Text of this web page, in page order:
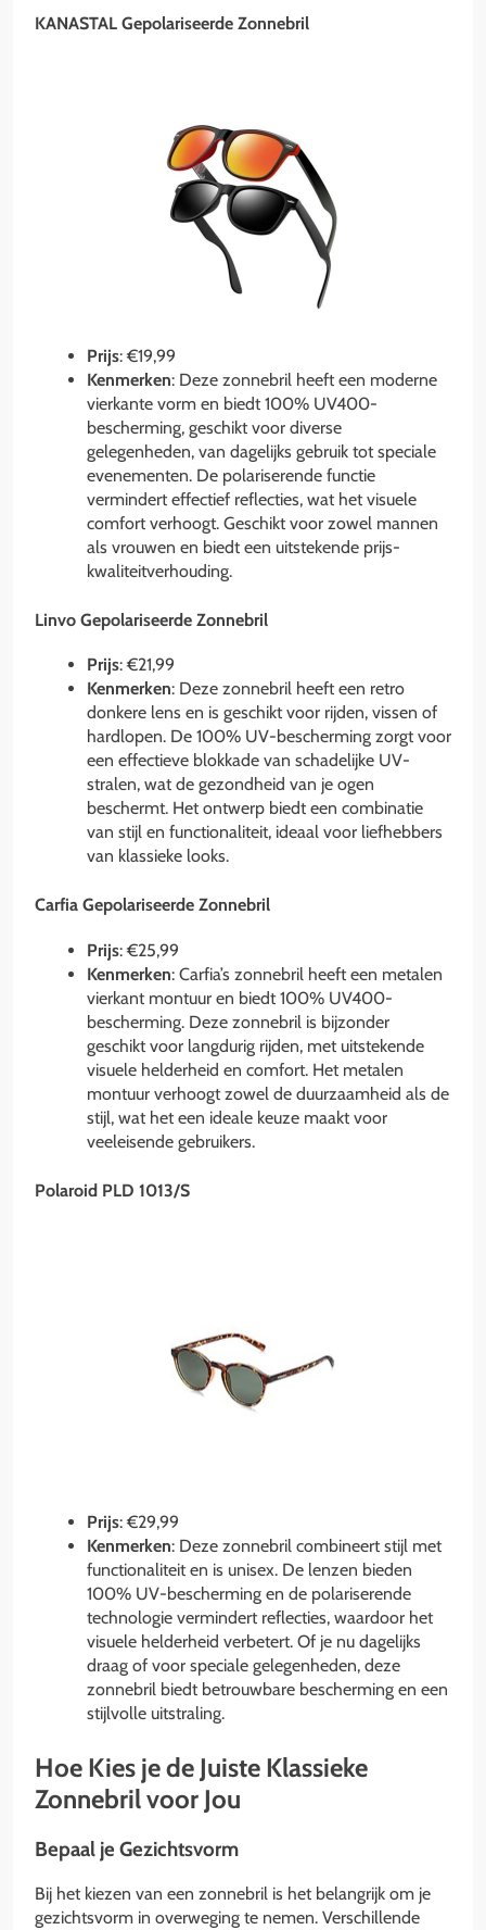
KANASTAL Gepolariseerde Zonnebril
Prijs: €19,99
Kenmerken: Deze zonnebril heeft een moderne
vierkante vorm en biedt 100% UV400-
bescherming, geschikt voor diverse
gelegenheden, van dagelijks gebruik tot speciale
evenementen. De polariserende functie
vermindert effectief reflecties, wat het visuele
comfort verhoogt. Geschikt voor zowel mannen
als vrouwen en biedt een uitstekende prijs-
kwaliteitverhouding.
Linvo Gepolariseerde Zonnebril
Prijs: €21,99
Kenmerken: Deze zonnebril heeft een retro
donkere lens en is geschikt voor rijden, vissen of
hardlopen. De 100% UV-bescherming zorgt voor
een effectieve blokkade van schadelijke UV-
stralen, wat de gezondheid van je ogen
beschermt. Het ontwerp biedt een combinatie
van stijl en functionaliteit, ideaal voor liefhebbers
van klassieke looks.
Carfia Gepolariseerde Zonnebril
Prijs: €25,99
Kenmerken: Carfia’s zonnebril heeft een metalen
vierkant montuur en biedt 100% UV400-
bescherming. Deze zonnebril is bijzonder
geschikt voor langdurig rijden, met uitstekende
visuele helderheid en comfort. Het metalen
montuur verhoogt zowel de duurzaamheid als de
stijl, wat het een ideale keuze maakt voor
veeleisende gebruikers.
Polaroid PLD 1013/S
Prijs: €29,99
Kenmerken: Deze zonnebril combineert stijl met
functionaliteit en is unisex. De lenzen bieden
100% UV-bescherming en de polariserende
technologie vermindert reflecties, waardoor het
visuele helderheid verbetert. Of je nu dagelijks
draag of voor speciale gelegenheden, deze
zonnebril biedt betrouwbare bescherming en een
stijlvolle uitstraling.
Hoe Kies je de Juiste Klassieke
Zonnebril voor Jou
Bepaal je Gezichtsvorm
Bij het kiezen van een zonnebril is het belangrijk om je
gezichtsvorm in overweging te nemen. Verschillende